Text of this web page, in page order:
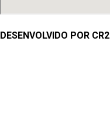
DESENVOLVIDO POR CR2